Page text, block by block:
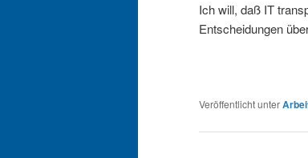
Ich will, daß IT
Entscheidungen
Veröffentlicht unter